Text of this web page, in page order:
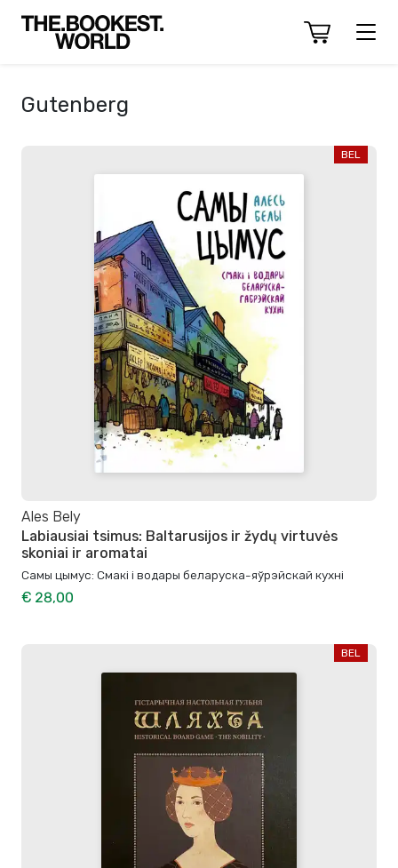
Gutenberg
BEL
Ales Bely
Labiausiai tsimus: Baltarusijos ir žydų virtuvės
skoniai ir aromatai
Самы цымус: Смакі і водары беларуска-яўрэйскай кухні
€ 28,00
BEL